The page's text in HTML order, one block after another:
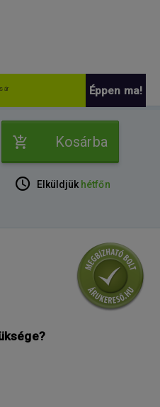
ár Éppen ma!
Kosárba
Elküldjük hétfőn